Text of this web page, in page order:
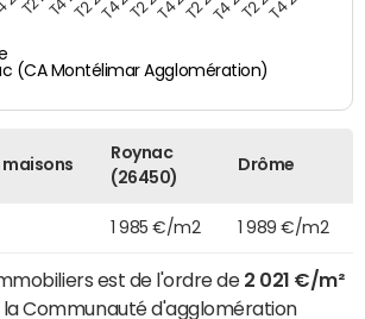
(CA Montélimar Agglomération)
Roynac
(26450)
Drôme
1 985 €/m2 1 989 €/m2
est de l'ordre de 2 021 €/m²
la Communauté d'agglomération